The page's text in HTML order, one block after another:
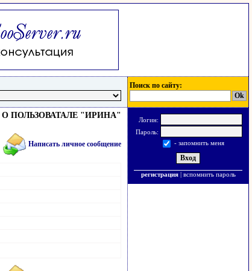
Поиск по сайту:
ПОЛЬЗОВАТАЛЕ "ИРИНА"
Написать личное сообщение
Логин:
Пароль:
- запомнить меня
регистрация| вспомнить пароль